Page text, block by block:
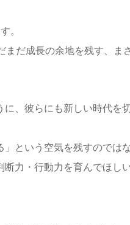
。
だ成長の余地を残す、ま
、彼らにも新しい時代を
という空気を残すのでは
力・行動力を育んでほし